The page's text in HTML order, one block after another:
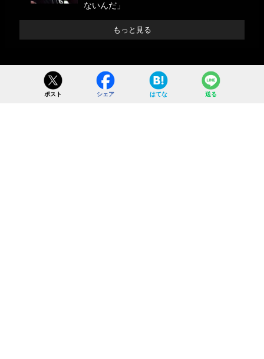
ないんだ」
もっと見る
ポスト シェア はてな 送る